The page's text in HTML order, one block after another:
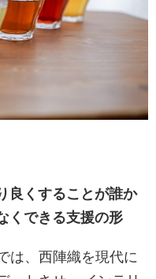
良くすることが誰か
くできる支援の形
は、西陣織を現代に